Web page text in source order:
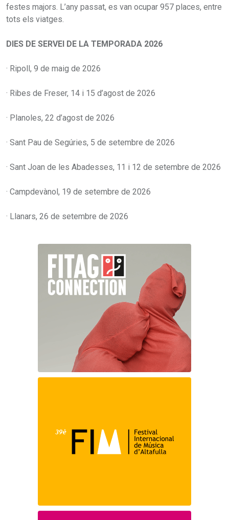
festes majors. L’any passat, es van ocupar 957 places, entre
tots els viatges.
DIES DE SERVEI DE LA TEMPORADA 2026
· Ripoll, 9 de maig de 2026
· Ribes de Freser, 14 i 15 d’agost de 2026
· Planoles, 22 d’agost de 2026
· Sant Pau de Segúries, 5 de setembre de 2026
· Sant Joan de les Abadesses, 11 i 12 de setembre de 2026
· Campdevànol, 19 de setembre de 2026
· Llanars, 26 de setembre de 2026